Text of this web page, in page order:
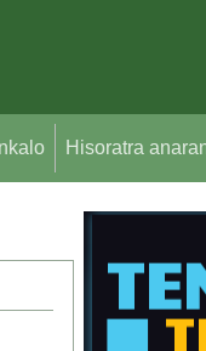
Hisoratra